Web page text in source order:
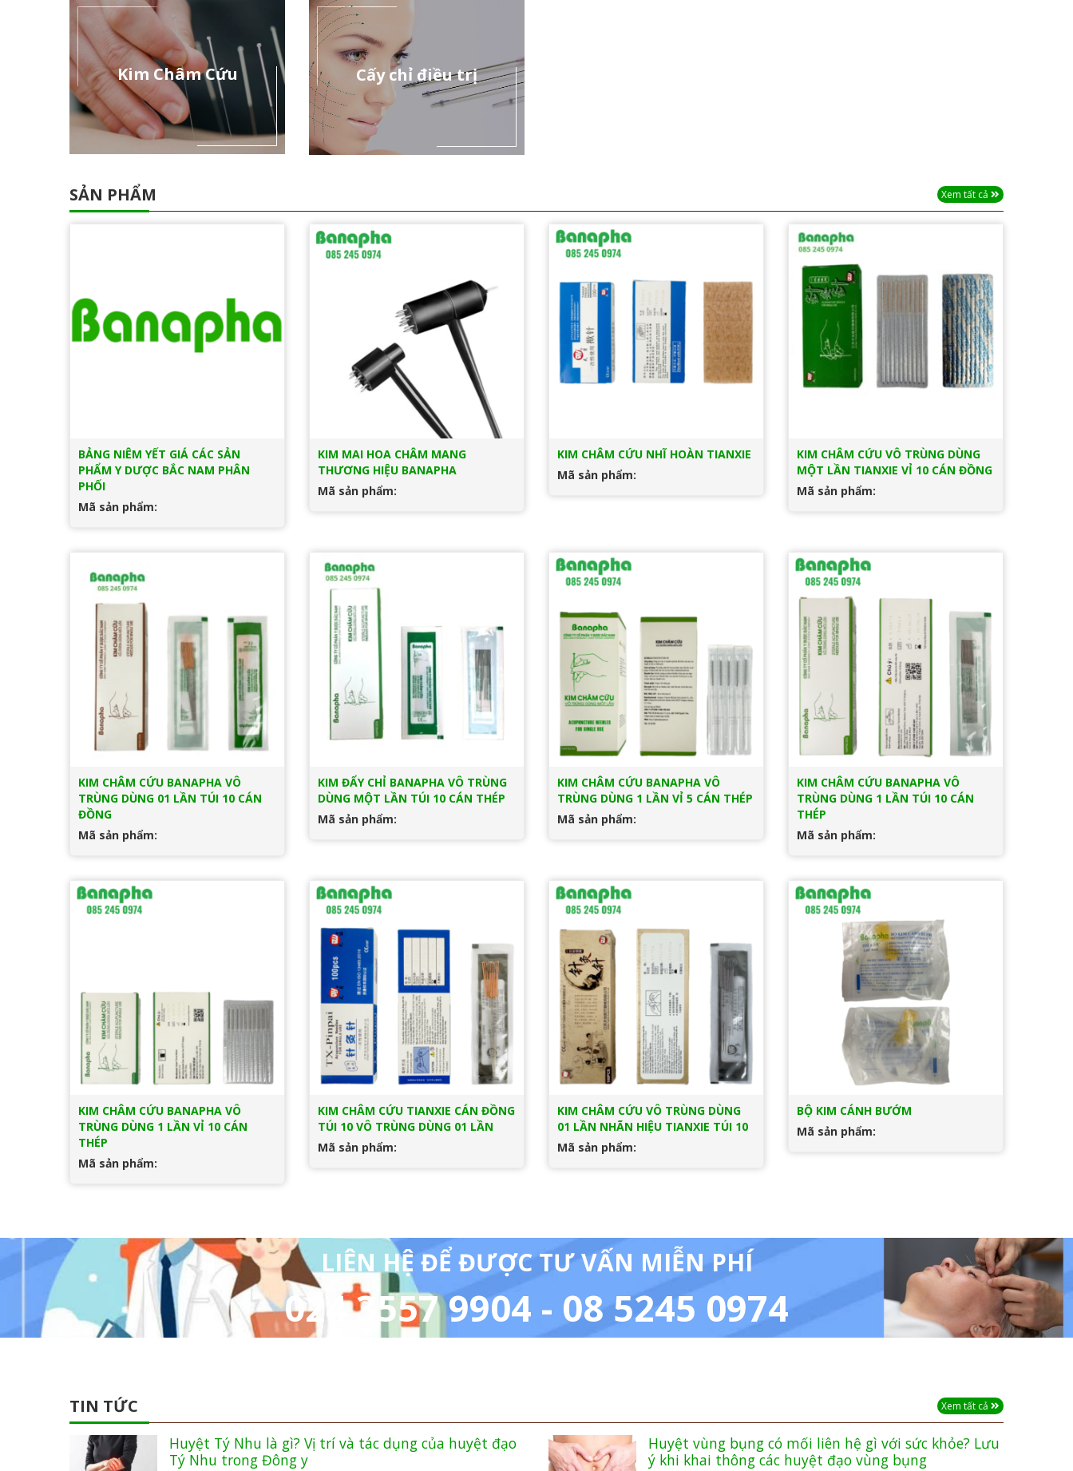
Kim Châm Cứu Cấy chỉ điều trị
SẢN PHẨM Xem tất cả
BẢNG NIÊM YẾT GIÁ CÁC SẢN
PHẨM Y DƯỢC BẮC NAM PHÂN
PHỐI
Mã sản phẩm:
KIM MAI HOA CHÂM MANG
THƯƠNG HIỆU BANAPHA
Mã sản phẩm:
KIM CHÂM CỨU NHĨ HOÀN TIANXIE
Mã sản phẩm:
KIM CHÂM CỨU VÔ TRÙNG DÙNG
MỘT LẦN TIANXIE VỈ 10 CÁN ĐỒNG
Mã sản phẩm:
KIM CHÂM CỨU BANAPHA VÔ
TRÙNG DÙNG 01 LẦN TÚI 10 CÁN
ĐỒNG
Mã sản phẩm:
KIM ĐẨY CHỈ BANAPHA VÔ TRÙNG
DÙNG MỘT LẦN TÚI 10 CÁN THÉP
Mã sản phẩm:
KIM CHÂM CỨU BANAPHA VÔ
TRÙNG DÙNG 1 LẦN VỈ 5 CÁN THÉP
Mã sản phẩm:
KIM CHÂM CỨU BANAPHA VÔ
TRÙNG DÙNG 1 LẦN TÚI 10 CÁN
THÉP
Mã sản phẩm:
KIM CHÂM CỨU BANAPHA VÔ
TRÙNG DÙNG 1 LẦN VỈ 10 CÁN
THÉP
Mã sản phẩm:
KIM CHÂM CỨU TIANXIE CÁN ĐỒNG
TÚI 10 VÔ TRÙNG DÙNG 01 LẦN
Mã sản phẩm:
KIM CHÂM CỨU VÔ TRÙNG DÙNG
01 LẦN NHÃN HIỆU TIANXIE TÚI 10
Mã sản phẩm:
BỘ KIM CÁNH BƯỚM
Mã sản phẩm:
LIÊN HỆ ĐỂ ĐƯỢC TƯ VẤN MIỄN PHÍ
024 3557 9904 - 08 5245 0974
TIN TỨC Xem tất cả
Huyệt Tý Nhu là gì? Vị trí và tác dụng của huyệt đạo
Tý Nhu trong Đông y
Huyệt vùng bụng có mối liên hệ gì với sức khỏe? Lưu
ý khi khai thông các huyệt đạo vùng bụng